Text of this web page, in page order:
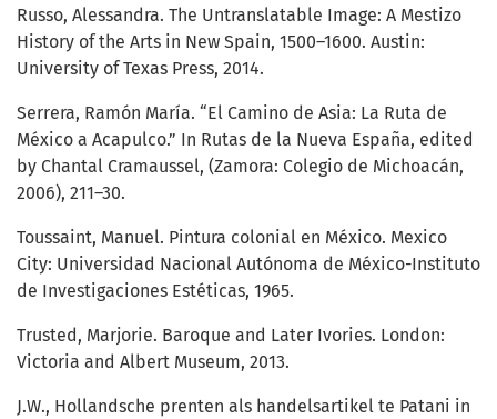
Russo, Alessandra. The Untranslatable Image: A Mestizo
History of the Arts in New Spain, 1500–1600. Austin:
University of Texas Press, 2014.
Serrera, Ramón María. “El Camino de Asia: La Ruta de
México a Acapulco.” In Rutas de la Nueva España, edited
by Chantal Cramaussel, (Zamora: Colegio de Michoacán,
2006), 211–30.
Toussaint, Manuel. Pintura colonial en México. Mexico
City: Universidad Nacional Autónoma de México-Instituto
de Investigaciones Estéticas, 1965.
Trusted, Marjorie. Baroque and Later Ivories. London:
Victoria and Albert Museum, 2013.
J.W., Hollandsche prenten als handelsartikel te Patani in